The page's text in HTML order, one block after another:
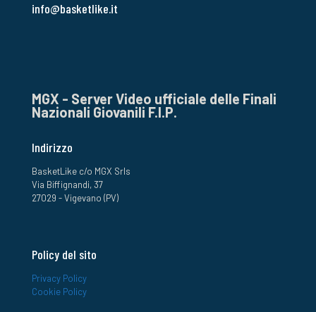
info@basketlike.it
MGX - Server Video ufficiale delle Finali
Nazionali Giovanili F.I.P.
Indirizzo
BasketLike c/o MGX Srls
Via Biffignandi, 37
27029 - Vigevano (PV)
Policy del sito
Privacy Policy
Cookie Policy